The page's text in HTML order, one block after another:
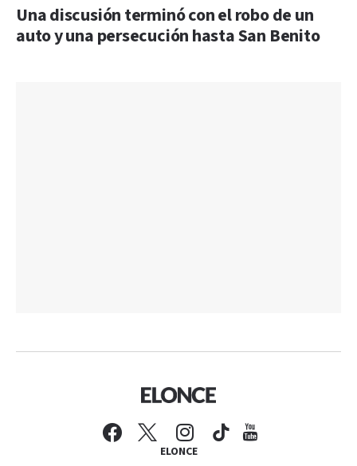
Una discusión terminó con el robo de un
auto y una persecución hasta San Benito
ELONCE